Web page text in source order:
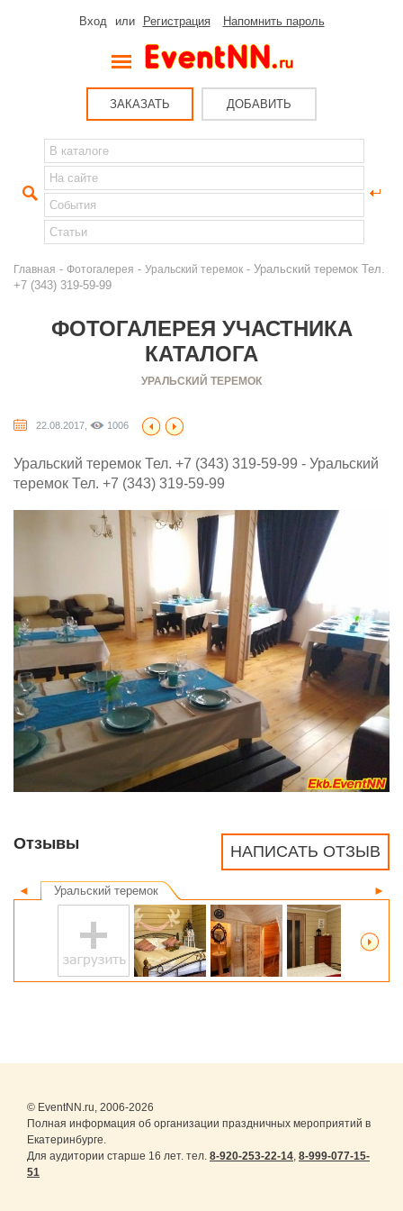
Вход или Регистрация Напомнить пароль
ЗАКАЗАТЬ ДОБАВИТЬ
Главная - Фотогалерея - Уральский теремок - Уральский теремок Тел.
+7 (343) 319-59-99
ФОТОГАЛЕРЕЯ УЧАСТНИКА
КАТАЛОГА
УРАЛЬСКИЙ ТЕРЕМОК
22.08.2017, 1006
Уральский теремок Тел. +7 (343) 319-59-99 - Уральский
теремок Тел. +7 (343) 319-59-99
НАПИСАТЬ ОТЗЫВ
Отзывы
◄ ►
Уральский теремок
© EventNN.ru, 2006-2026
Полная информация об организации праздничных мероприятий в
Екатеринбурге.
Для аудитории старше 16 лет. тел. 8-920-253-22-14, 8-999-077-15-
51